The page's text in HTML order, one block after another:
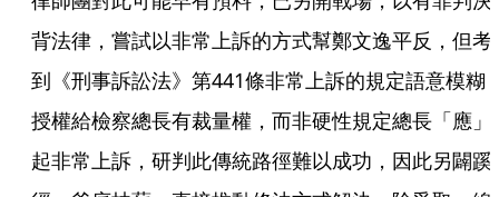
背法律，嘗試以非常上訴的方式幫鄭文逸平反，但考
到《刑事訴訟法》第441條非常上訴的規定語意模糊
授權給檢察總長有裁量權，而非硬性規定總長「應」
起非常上訴，研判此傳統路徑難以成功，因此另闢蹊